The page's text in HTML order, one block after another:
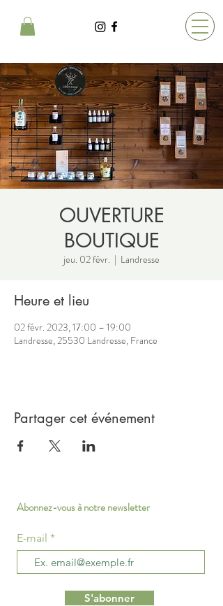
OUVERTURE
BOUTIQUE
jeu. 02 févr.
  |
Landresse
Heure et lieu
02 févr. 2023, 17:00 – 19:00
Landresse, 25530 Landresse, France
Partager cet événement
Abonnez-vous à notre newsletter
E-mail
S'abonner